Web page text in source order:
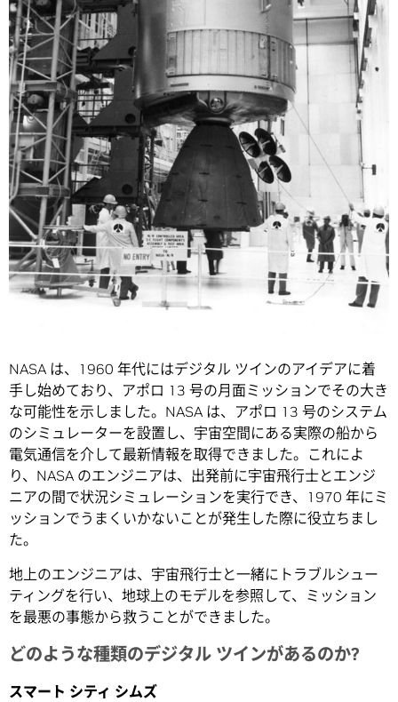
NASA は、1960 年代にはデジタル ツインのアイデアに着
手し始めており、アポロ 13 号の月面ミッションでその大き
な可能性を示しました。NASA は、アポロ 13 号のシステム
のシミュレーターを設置し、宇宙空間にある実際の船から
電気通信を介して最新情報を取得できました。これによ
り、NASA のエンジニアは、出発前に宇宙飛行士とエンジ
ニアの間で状況シミュレーションを実行でき、1970 年にミ
ッションでうまくいかないことが発生した際に役立ちまし
た。
地上のエンジニアは、宇宙飛行士と一緒にトラブルシュー
ティングを行い、地球上のモデルを参照して、ミッション
を最悪の事態から救うことができました。
どのような種類のデジタル ツインがあるのか?
スマート シティ シムズ